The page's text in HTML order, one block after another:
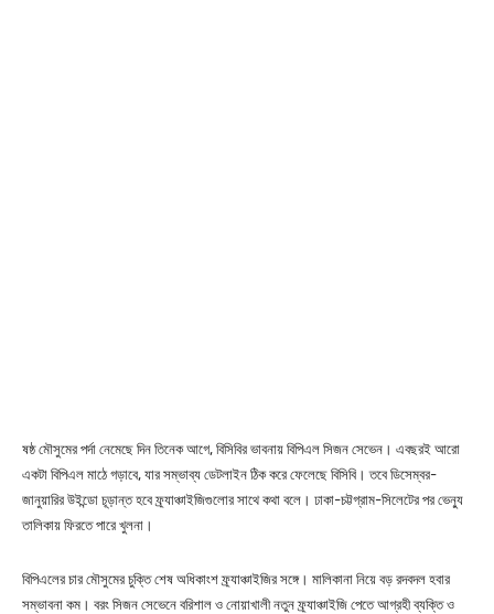
ষষ্ঠ মৌসুমের পর্দা নেমেছে দিন তিনেক আগে, বিসিবির ভাবনায় বিপিএল সিজন সেভেন। এবছরই আরো
একটা বিপিএল মাঠে গড়াবে, যার সম্ভাব্য ডেটলাইন ঠিক করে ফেলেছে বিসিবি। তবে ডিসেম্বর-
জানুয়ারির উইন্ডো চূড়ান্ত হবে ফ্র্যাঞ্চাইজিগুলোর সাথে কথা বলে। ঢাকা-চট্টগ্রাম-সিলেটের পর ভেন্যু
তালিকায় ফিরতে পারে খুলনা।
বিপিএলের চার মৌসুমের চুক্তি শেষ অধিকাংশ ফ্র্যাঞ্চাইজির সঙ্গে। মালিকানা নিয়ে বড় রদবদল হবার
সম্ভাবনা কম। বরং সিজন সেভেনে বরিশাল ও নোয়াখালী নতুন ফ্র্যাঞ্চাইজি পেতে আগ্রহী ব্যক্তি ও